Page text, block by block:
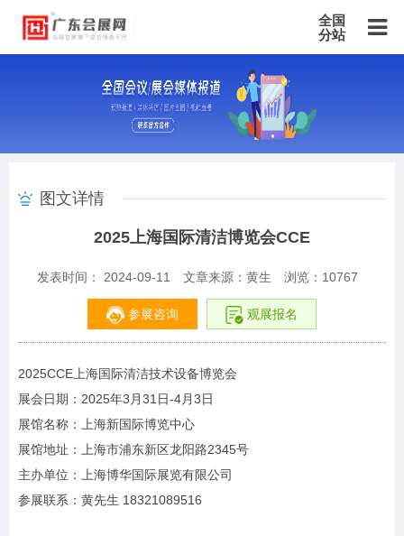
全国
分站
主站
广东站 重庆站 天津站 江苏站
河南站 河北站
甘肃站
新疆站
四川站
图文详情
2025上海国际清洁博览会CCE
发表时间： 2024-09-11 文章来源：黄生 浏览： 10767
参展咨询 观展报名
2025CCE上海国际清洁技术设备博览会
展会日期：2025年3月31日-4月3日
展馆名称：上海新国际博览中心
展馆地址：上海市浦东新区龙阳路2345号
主办单位：上海博华国际展览有限公司
参展联系：黄先生 18321089516